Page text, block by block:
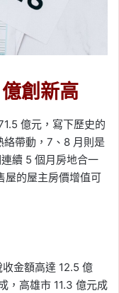
創新高
億元，寫下歷史的
絡帶動，7、8 月則是
續 5 個月房地合一
屋的屋主房價增值可
金額高達 12.5 億
，高雄市 11.3 億元成